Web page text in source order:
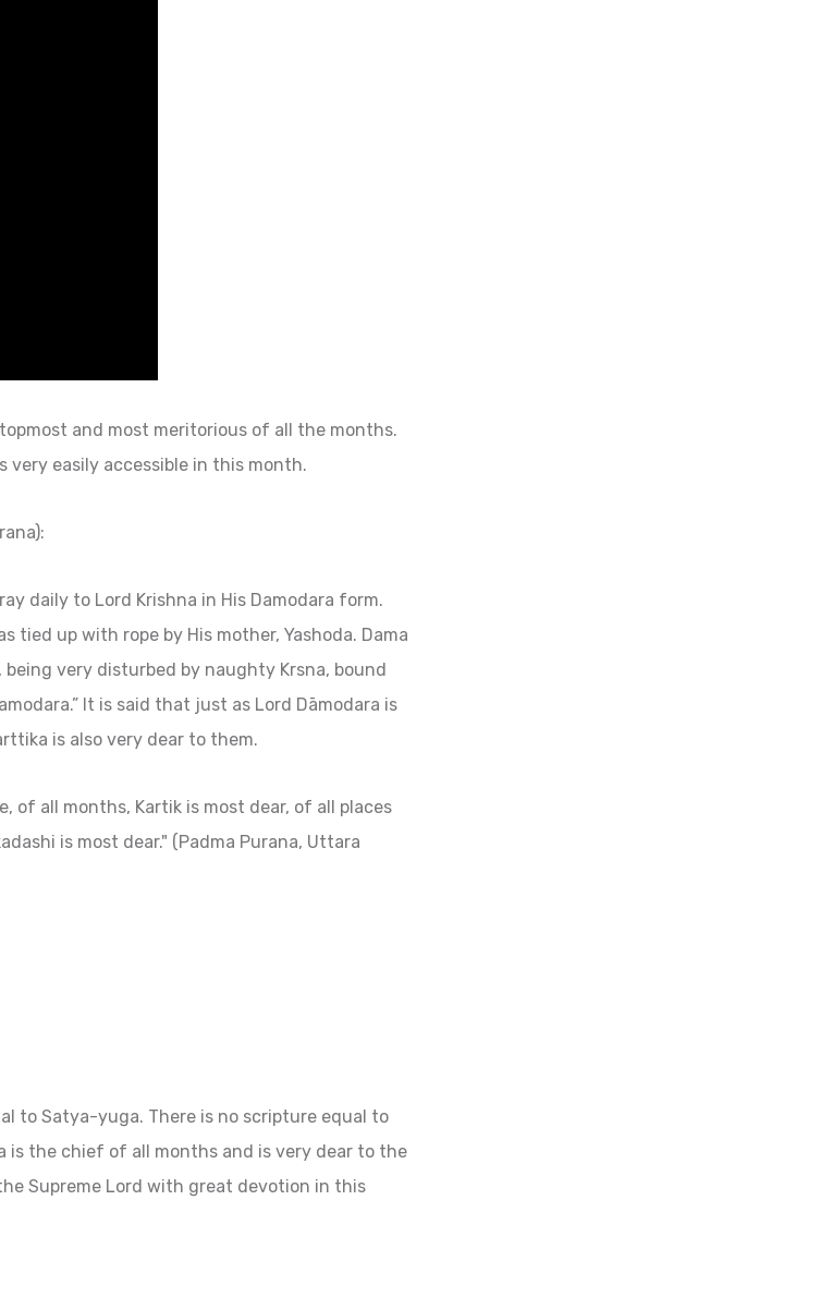
and most meritorious of all the months.
very easily accessible in this month.
daily to Lord Krishna in His Damodara form.
tied up with rope by His mother, Yashoda. Dama
being very disturbed by naughty Krsna, bound
It is said that just as Lord Dāmodara is
is also very dear to them.
of all months, Kartik is most dear, of all places
is most dear." (Padma Purana, Uttara
to Satya-yuga. There is no scripture equal to
is the chief of all months and is very dear to the
Supreme Lord with great devotion in this